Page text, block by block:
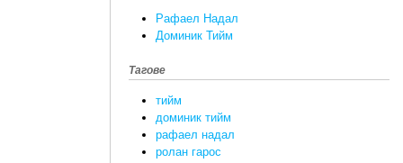
Рафаел Надал
Доминик Тийм
Тагове
тийм
доминик тийм
рафаел надал
ролан гарос